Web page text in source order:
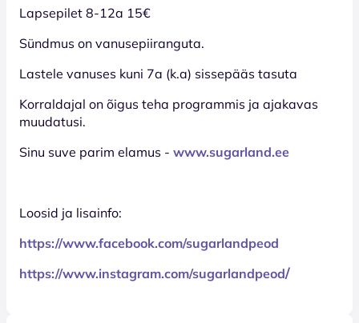
Lapsepilet 8-12a 15€
Sündmus on vanusepiiranguta.
Lastele vanuses kuni 7a (k.a) sissepääs tasuta
Korraldajal on õigus teha programmis ja ajakavas
muudatusi.
Sinu suve parim elamus - www.sugarland.ee
Loosid ja lisainfo:
https://www.facebook.com/sugarlandpeod
https://www.instagram.com/sugarlandpeod/